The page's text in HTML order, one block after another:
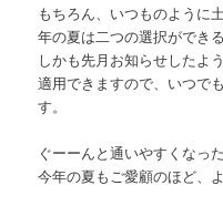
もちろん、いつものように
年の夏は二つの選択ができ
しかも先月お知らせしたよ
適用できますので、いつで
す。
ぐーーんと通いやすくなった
今年の夏もご愛顧のほど、